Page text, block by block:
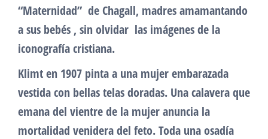
“Maternidad” de Chagall, madres amamantando
a sus bebés , sin olvidar las imágenes de la
iconografía cristiana.
Klimt en 1907 pinta a una mujer embarazada
vestida con bellas telas doradas. Una calavera que
emana del vientre de la mujer anuncia la
mortalidad venidera del feto. Toda una osadía